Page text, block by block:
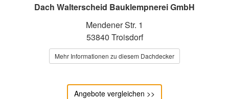
Dach Walterscheid Bauklempnerei GmbH
Mendener Str. 1
53840 Troisdorf
Mehr Informationen zu diesem Dachdecker
Angebote vergleichen >>